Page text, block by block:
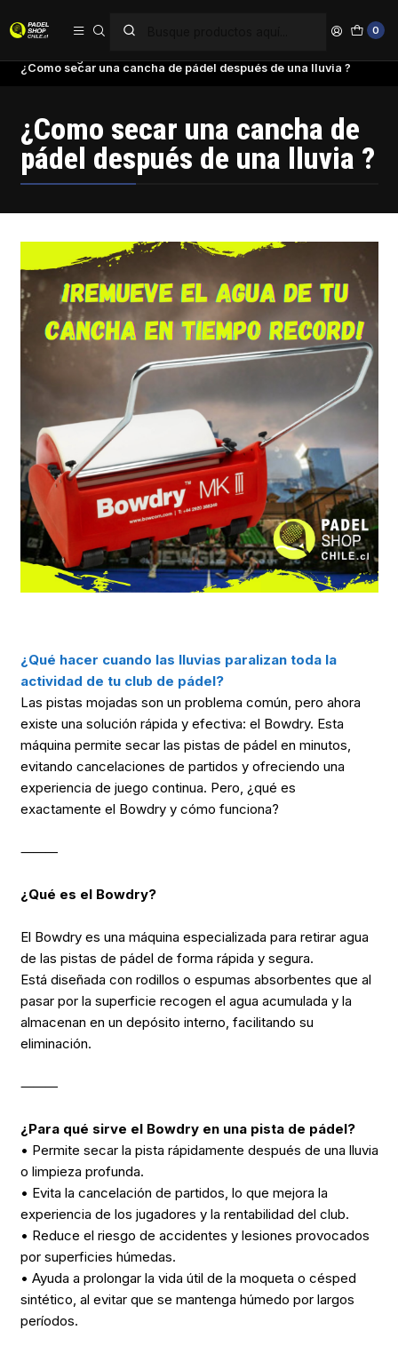
0
¿Como secar una cancha de pádel después de una lluvia ?
¿Como secar una cancha de
pádel después de una lluvia ?
¿Qué hacer cuando las lluvias paralizan toda la
actividad de tu club de pádel?
Las pistas mojadas son un problema común, pero ahora
existe una solución rápida y efectiva: el Bowdry. Esta
máquina permite secar las pistas de pádel en minutos,
evitando cancelaciones de partidos y ofreciendo una
experiencia de juego continua. Pero, ¿qué es
exactamente el Bowdry y cómo funciona?
⸻
¿Qué es el Bowdry?
El Bowdry es una máquina especializada para retirar agua
de las pistas de pádel de forma rápida y segura.
Está diseñada con rodillos o espumas absorbentes que al
pasar por la superficie recogen el agua acumulada y la
almacenan en un depósito interno, facilitando su
eliminación.
⸻
¿Para qué sirve el Bowdry en una pista de pádel?
• Permite secar la pista rápidamente después de una lluvia
o limpieza profunda.
• Evita la cancelación de partidos, lo que mejora la
experiencia de los jugadores y la rentabilidad del club.
• Reduce el riesgo de accidentes y lesiones provocados
por superficies húmedas.
• Ayuda a prolongar la vida útil de la moqueta o césped
sintético, al evitar que se mantenga húmedo por largos
períodos.